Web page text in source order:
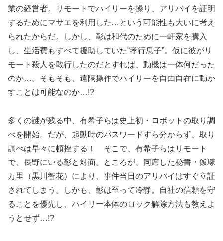
業の経営者。リモートでハイリーを操り、アリバイを証明
するためにマサエを利用した…という可能性も大いに考え
られたからだ。しかし、彰は和代のために一軒家を購入
し、生活費もすべて援助していた“孝行息子”。仮に彼がリ
モート殺人を敢行したのだとすれば、動機は一体何だった
のか…。そもそも、遠隔操作でハイリーを自由自在に動か
すことは可能なのか…!?
多くの謎が残る中、有希子らは史上初・ロボットの取り調
べを開始。だが、起動時のパスワードすら分からず、取り
調べは早々に頓挫する！ そこで、有希子らはリモート
で、長野にいる彰と対面。ところが、同席した秘書・飯塚
万里（黒川智花）により、事件当日のアリバイはすぐ立証
されてしまう。しかも、彰は至って冷静。自社の信頼を守
ることを優先し、ハイリー本体のロック解除方法も教えよ
うとせず…!?